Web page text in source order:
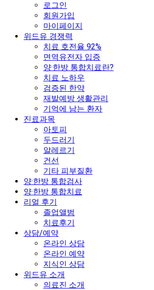
로그인
회원가입
마이페이지
위드유 경쟁력
치료 호전율 92%
면역유전자 입증
양·한방 통합치료란?
치료 노하우
검증된 한약
재발예방 생활관리
기억에 남는 환자
진료과목
아토피
두드러기
알레르기
건선
기타 피부질환
양·한방 통합검사
양·한방 통합치료
리얼 후기
졸업앨범
치료후기
상담/예약
온라인 상담
온라인 예약
지식인 상담
위드유 소개
의료진 소개